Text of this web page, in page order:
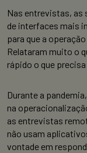
Nas entrevistas, as
de interfaces mais
para que a
Relataram muito o
rápido o que
Durante a
na
as entrevistas
não usam
vontade em